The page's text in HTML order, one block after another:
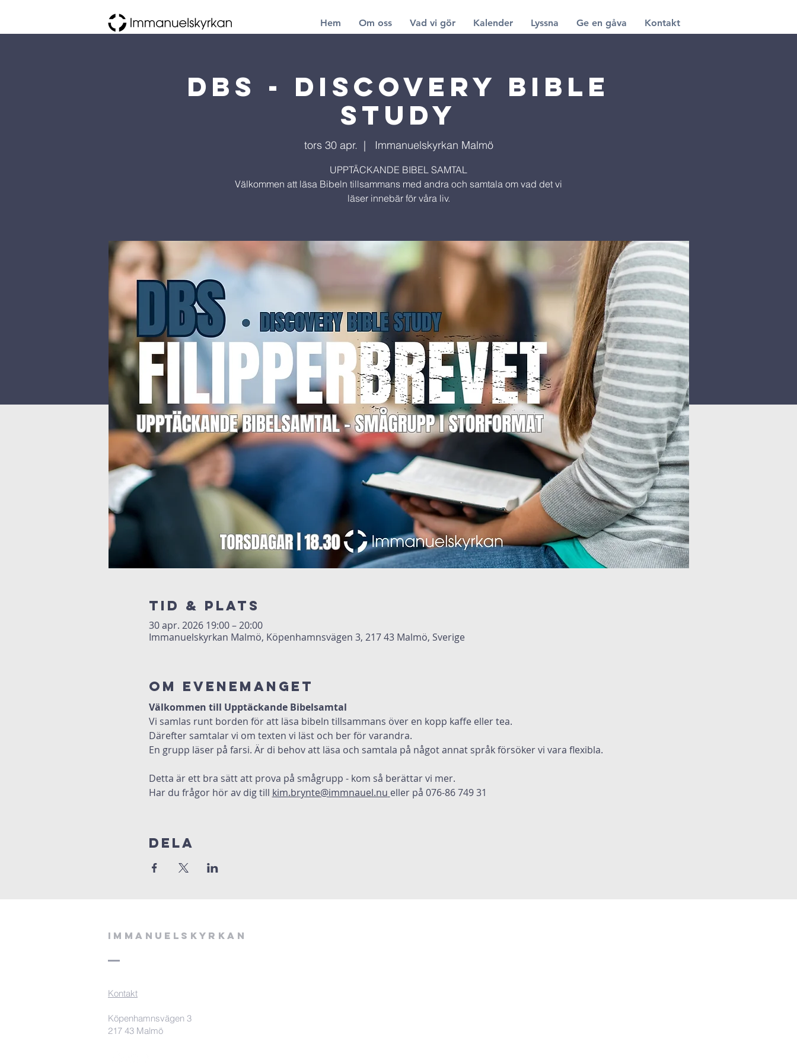
Hem Om oss Vad vi gör Kalender Lyssna Ge en gåva Kontakt
DBS - Discovery Bible
Study
tors 30 apr.
  |
Immanuelskyrkan Malmö
UPPTÄCKANDE BIBEL SAMTAL
Välkommen att läsa Bibeln tillsammans med andra och samtala om vad det vi
läser innebär för våra liv.
Tid & Plats
30 apr. 2026 19:00 – 20:00
Immanuelskyrkan Malmö, Köpenhamnsvägen 3, 217 43 Malmö, Sverige
Om evenemanget
Välkommen till Upptäckande Bibelsamtal
Vi samlas runt borden för att läsa bibeln tillsammans över en kopp kaffe eller tea.
Därefter samtalar vi om texten vi läst och ber för varandra.
En grupp läser på farsi. Är di behov att läsa och samtala på något annat språk försöker vi vara flexibla.
Detta är ett bra sätt att prova på smågrupp - kom så berättar vi mer.
Har du frågor hör av dig till kim.brynte@immnauel.nu eller på 076-86 749 31
Dela
Immanuelskyrkan
Kontakt
Köpenhamnsvägen 3
217 43 Malmö